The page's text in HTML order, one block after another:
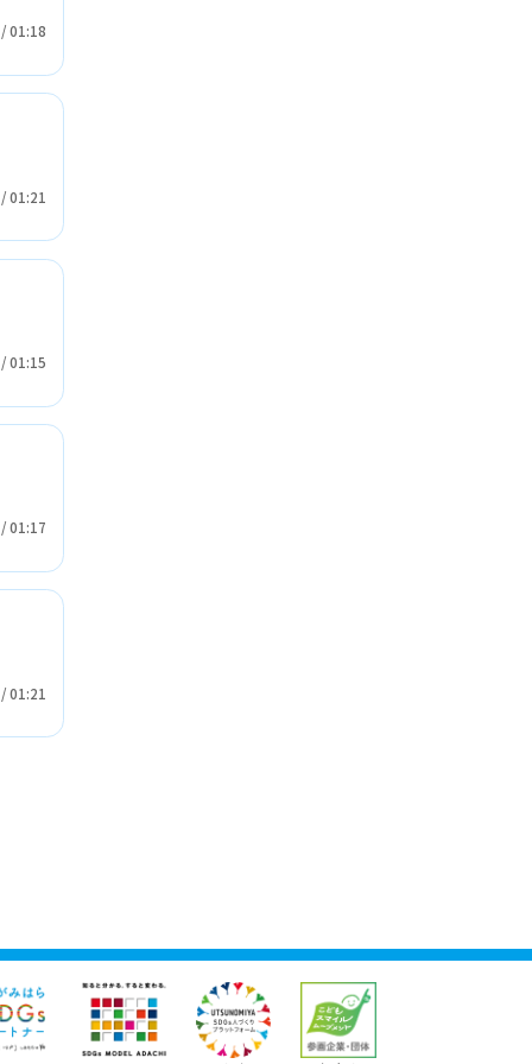
/01:18
/01:21
/01:15
/01:17
/01:21